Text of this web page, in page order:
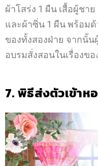
ผ้าโสร่ง 1 ผืน เสื้อผู้ชาย
และผ้าซิ่น 1 ผืน พร้อม
ของทั้งสองฝ่าย จากนั้น
อบรมสั่งสอนในเรื่องข
7. พิธีส่งตัวเข้าหอ